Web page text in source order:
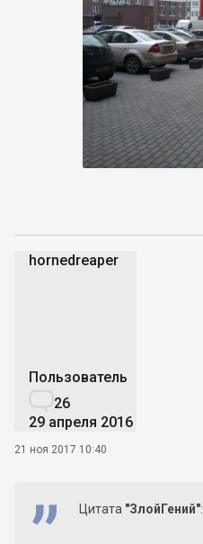
hornedreaper
Пользователь
26
29 апреля 2016
21 ноя 2017 10:40
Цитата "ЗлойГений":